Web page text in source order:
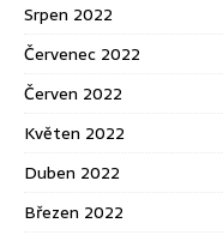
Srpen 2022
Červenec 2022
Červen 2022
Květen 2022
Duben 2022
Březen 2022